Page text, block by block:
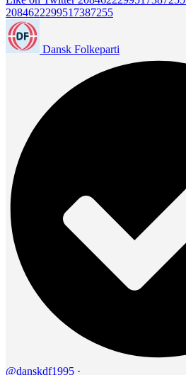
2084622299517387255
Dansk Folkeparti
@danskdf1995 ·